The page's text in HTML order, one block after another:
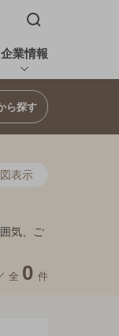
検索窓を開く
企業情報
ら探す
表示
気、ご
全 0 件